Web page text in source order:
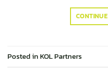
Posted in KOL Partners